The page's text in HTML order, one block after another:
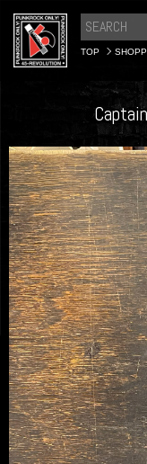
TOP